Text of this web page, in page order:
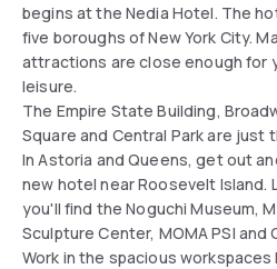
begins at the Nedia Hotel. The
five boroughs of New York City.
attractions are close enough for
leisure.
The Empire State Building,
Square and Central Park are just
In Astoria and Queens, get out
new hotel near Roosevelt Island.
you'll find the Noguchi Museum,
Sculpture Center, MOMA PSI and
Work in the spacious